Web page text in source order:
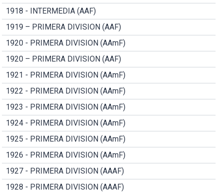
1918 - INTERMEDIA (AAF)
1919 – PRIMERA DIVISION (AAF)
1920 - PRIMERA DIVISION (AAmF)
1920 – PRIMERA DIVISION (AAF)
1921 - PRIMERA DIVISION (AAmF)
1922 - PRIMERA DIVISION (AAmF)
1923 - PRIMERA DIVISION (AAmF)
1924 - PRIMERA DIVISION (AAmF)
1925 - PRIMERA DIVISION (AAmF)
1926 - PRIMERA DIVISION (AAmF)
1927 - PRIMERA DIVISION (AAAF)
1928 - PRIMERA DIVISION (AAAF)